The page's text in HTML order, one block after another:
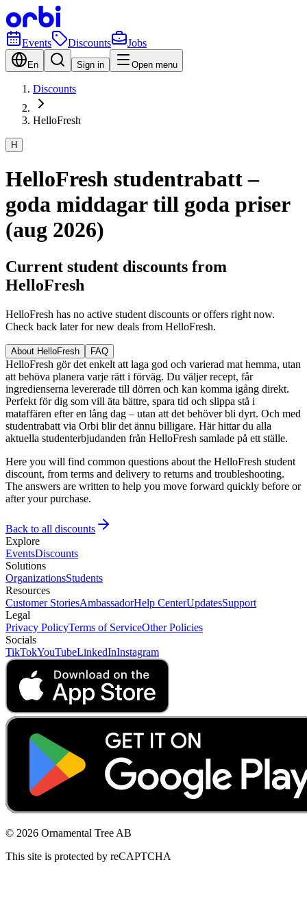
Events Discounts Jobs
En Sign in Open menu
Discounts
HelloFresh
H
HelloFresh studentrabatt –
goda middagar till goda priser
(aug 2026)
Current student discounts from
HelloFresh
HelloFresh has no active student discounts or offers right now.
Check back later for new deals from HelloFresh.
About HelloFresh FAQ
HelloFresh gör det enkelt att laga god och varierad mat hemma, utan
att behöva planera varje rätt i förväg. Du väljer recept, får
ingredienserna levererade till dörren och kan komma igång direkt.
Perfekt för dig som vill äta bättre, spara tid och slippa stå i
mataffären efter en lång dag – utan att det behöver bli dyrt. Och med
studentrabatt via Orbi blir det ännu billigare. Här hittar du alla
aktuella studenterbjudanden från HelloFresh samlade på ett ställe.
Here you will find common questions about the HelloFresh student
discount, from terms and delivery to returns and troubleshooting.
The answers are written to help you move forward quickly before or
after your purchase.
Back to all discounts
Explore
EventsDiscounts
Solutions
OrganizationsStudents
Resources
Customer StoriesAmbassadorHelp CenterUpdatesSupport
Legal
Privacy PolicyTerms of ServiceOther Policies
Socials
TikTokYouTubeLinkedInInstagram
© 2026 Ornamental Tree AB
This site is protected by reCAPTCHA